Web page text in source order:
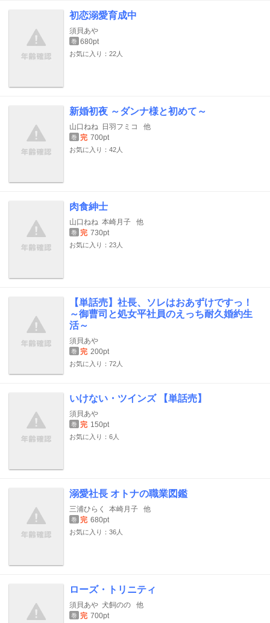
初恋溺愛育成中
須貝あや
巻 680pt
お気に入り：22人
新婚初夜 ～ダンナ様と初めて～
山口ねね 日羽フミコ 他
巻 完 700pt
お気に入り：42人
肉食紳士
山口ねね 本崎月子 他
巻 完 730pt
お気に入り：23人
【単話売】社長、ソレはおあずけですっ！
～御曹司と処女平社員のえっち耐久婚約生
活～
須貝あや
巻 完 200pt
お気に入り：72人
いけない・ツインズ 【単話売】
須貝あや
巻 完 150pt
お気に入り：6人
溺愛社長 オトナの職業図鑑
三浦ひらく 本崎月子 他
巻 完 680pt
お気に入り：36人
ローズ・トリニティ
須貝あや 犬飼のの 他
巻 完 700pt